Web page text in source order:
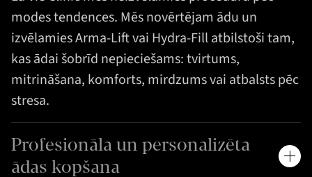
modes tendences. Mēs novērtējam ādu un
izvēlamies Arma-Lift vai Hydra-Fill atbilstoši tam,
kas ādai šobrīd nepieciešams: tvirtums,
mitrināšana, komforts, mirdzums vai atbalsts pēc
stresa.
Profesionāla un personalizēta
ādas kopšana